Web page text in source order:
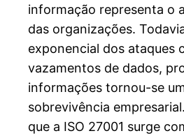
informação representa o
das organizações.
exponencial dos ataques
vazamentos de dados,
informações tornou-se
sobrevivência
que a ISO 27001 surge